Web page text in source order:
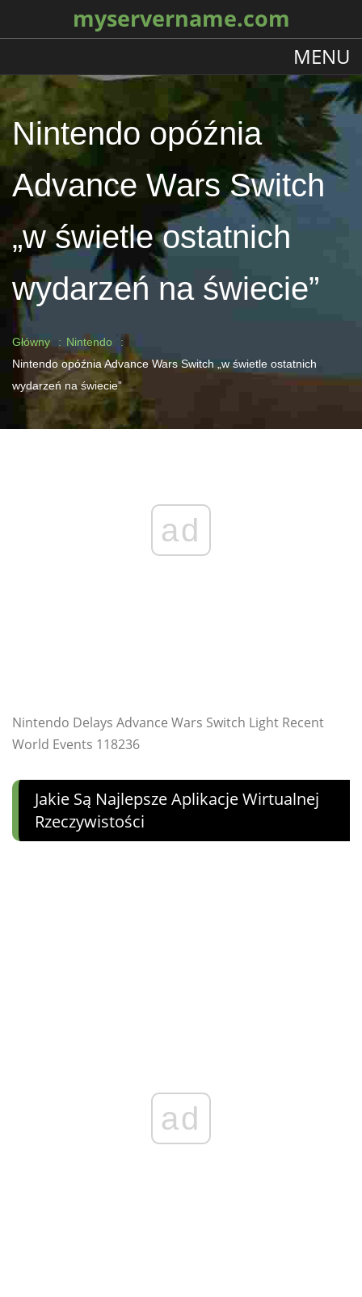
myservername.com
MENU
Nintendo opóźnia
Advance Wars Switch
„w świetle ostatnich
wydarzeń na świecie”
Główny
Nintendo
Nintendo opóźnia Advance Wars Switch „w świetle ostatnich
wydarzeń na świecie”
ad
Nintendo Delays Advance Wars Switch Light Recent
World Events 118236
Jakie Są Najlepsze Aplikacje Wirtualnej
Rzeczywistości
ad